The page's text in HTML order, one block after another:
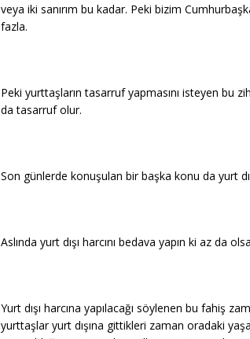
veya iki sanırım bu kadar. Peki bizim
fazla.
Peki yurttaşların tasarruf yapmasını isteyen bu
da tasarruf olur.
Son günlerde konuşulan bir başka konu da yurt dışı
Aslında yurt dışı harcını bedava yapın ki az da
Yurt dışı harcına yapılacağı söylenen bu fahiş
yurttaşlar yurt dışına gittikleri zaman oradaki